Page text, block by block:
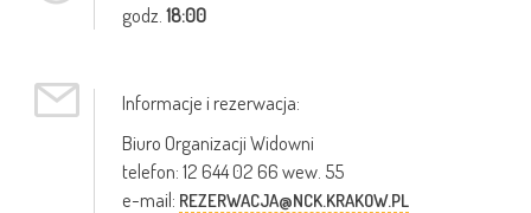
godz. 18:00
Informacje i rezerwacja:
Biuro Organizacji Widowni
telefon: 12 644 02 66 wew. 55
e-mail: REZERWACJA@NCK.KRAKOW.PL